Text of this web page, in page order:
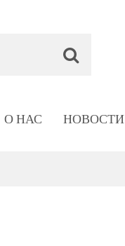
О НАС НОВОСТИ